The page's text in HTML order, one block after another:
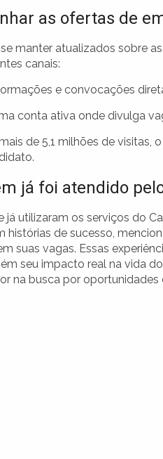
as ofertas de
manter atualizados sobre
canais:
e convocações
conta ativa onde divulga
de 5,1 milhões de
já foi atendido
já utilizaram os serviços do
histórias de sucesso,
suas vagas. Essas
seu impacto real na vida
na busca por